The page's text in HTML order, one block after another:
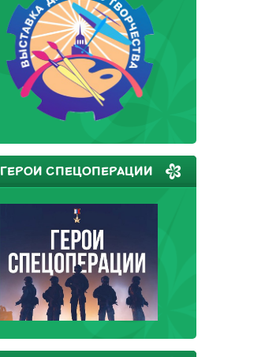
ГЕРОИ СПЕЦОПЕРАЦИИ